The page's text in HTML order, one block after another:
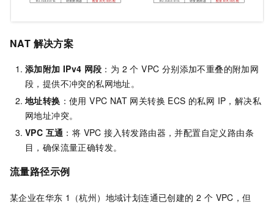
NAT 解决方案
添加附加 IPv4 网段 ：为 2 个 VPC 分别添加不重叠的附加网
段，提供不冲突的私网地址。
地址转换 ：使用 VPC NAT 网关转换 ECS 的私网 IP，解决私
网地址冲突。
VPC 互通 ：将 VPC 接入转发路由器，并配置自定义路由条
目，确保流量正确转发。
流量路径示例
某企业在华东 1（杭州）地域计划连通已创建的 2 个 VPC，但